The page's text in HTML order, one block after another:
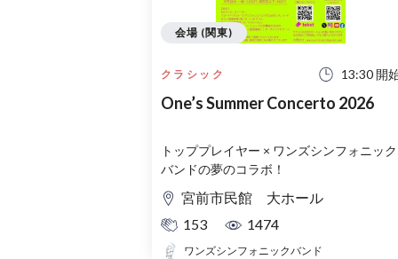
クラシック 13:30 開
One’s Summer Concerto 2026
トッププレイヤー × ワンズシンフォニック
バンドの夢のコラボ！
宮前市民館 大ホール
153
1474
ワンズシンフォニックバンド
会場 (関東)